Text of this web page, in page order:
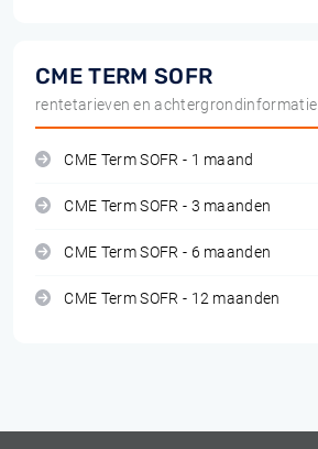
CME TERM SOFR
rentetarieven en achtergrondinformatie
CME Term SOFR - 1 maand
CME Term SOFR - 3 maanden
CME Term SOFR - 6 maanden
CME Term SOFR - 12 maanden